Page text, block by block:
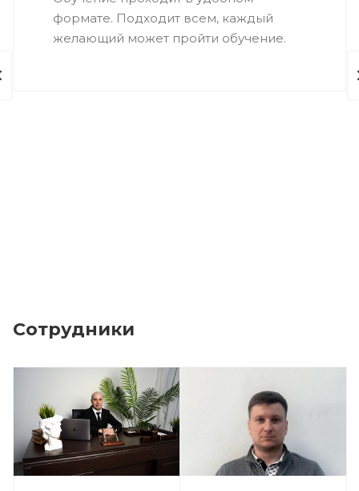
формате. Подходит всем, каждый
желающий может пройти обучение.
Сотрудники